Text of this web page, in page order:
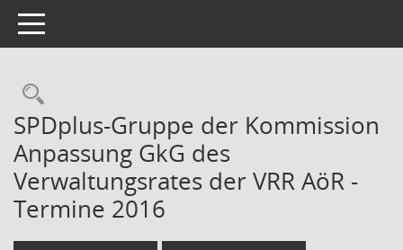
Toggle navigation
Rechercheauswahl
SPDplus-Gruppe der Kommission
Anpassung GkG des
Verwaltungsrates der VRR AöR -
Termine 2016